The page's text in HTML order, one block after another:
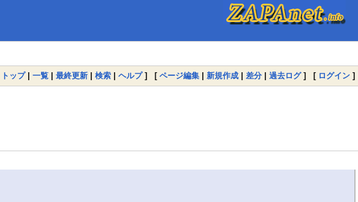
トップ| 一覧 | 最終更新 | 検索 | ヘルプ] [ ページ編集 | 新規作成 | 差分 | 過去ログ] [ ログイン ]